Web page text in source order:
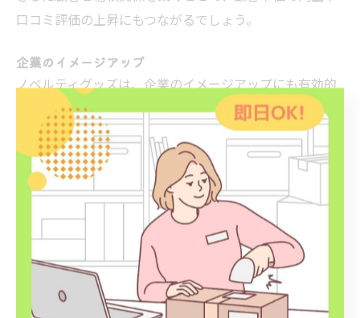
口コミ評価の上昇にもつながるでしょう。
企業のイメージアップ
ノベルティグッズは、企業のイメージアップにも有効的
な手段です。
企業理念やブランドの世界観を反映したデザインをする
ことで、顧客にブランドイメージを印象付けやすくなり
ます。
また高品質なグッズや環境に配慮したグッズを配布する
ことで、より企業の信頼性を向上させられるでしょう。